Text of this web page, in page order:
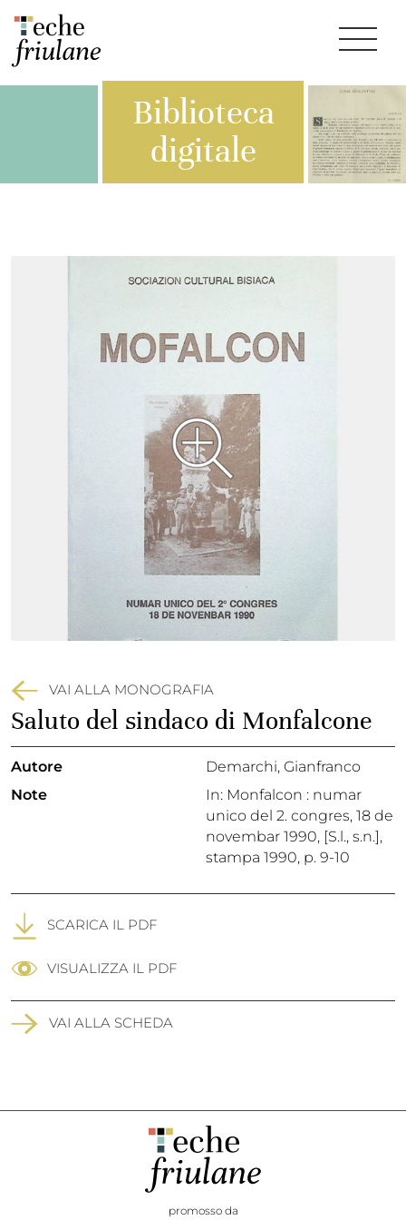
Biblioteca
digitale
VAI ALLA MONOGRAFIA
Saluto del sindaco di Monfalcone
Autore
Demarchi, Gianfranco
Note
In: Monfalcon : numar
unico del 2. congres, 18 de
novembar 1990, [S.l., s.n.],
stampa 1990, p. 9-10
SCARICA IL PDF
VISUALIZZA IL PDF
VAI ALLA SCHEDA
promosso da